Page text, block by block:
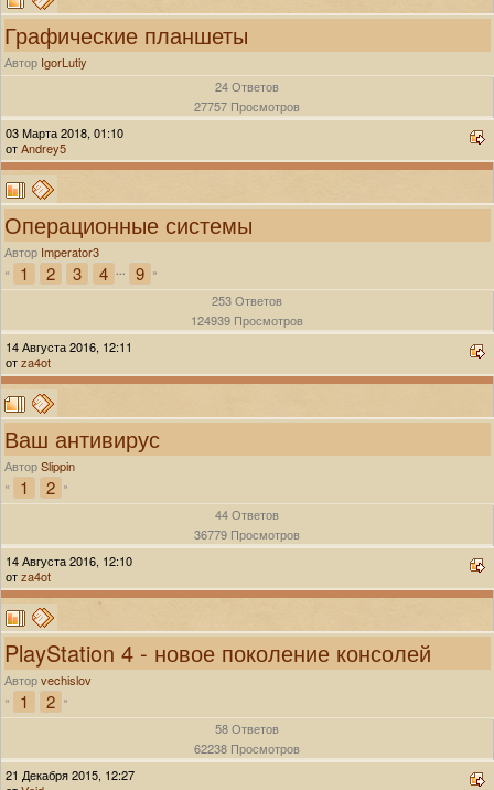
Графические планшеты
Автор IgorLutiy
24 Ответов
27757 Просмотров
03 Марта 2018, 01:10
отAndrey5
Операционные системы
Автор Imperator3
« 1 2 3 4 ... 9 »
253 Ответов
124939 Просмотров
14 Августа 2016, 12:11
отza4ot
Ваш антивирус
АвторSlippin
« 1 2 »
44 Ответов
36779 Просмотров
14 Августа 2016, 12:10
отza4ot
PlayStation 4 - новое поколение консолей
Авторvechislov
« 1 2 »
58 Ответов
62238 Просмотров
21 Декабря 2015, 12:27